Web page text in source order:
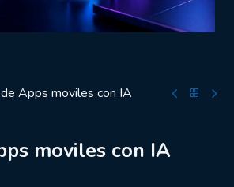
Apps moviles con IA
moviles con IA